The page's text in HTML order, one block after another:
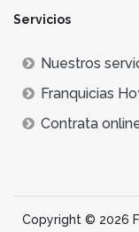
Servicios
Nuestros
Franquicias
Contrata
Copyright © 2026